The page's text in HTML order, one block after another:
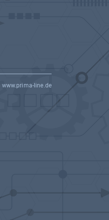
www.prima-line.de